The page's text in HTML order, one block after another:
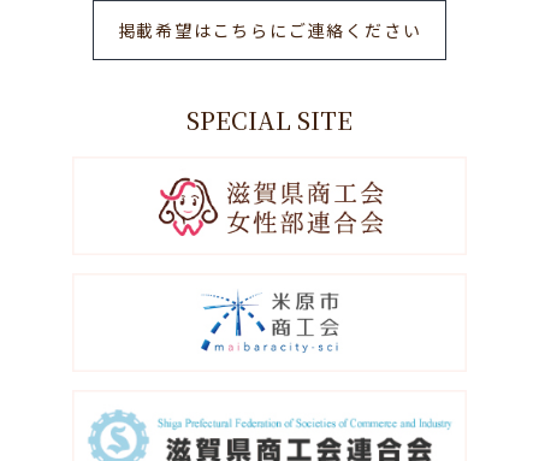
掲載希望はこちらにご連絡ください
SPECIAL SITE